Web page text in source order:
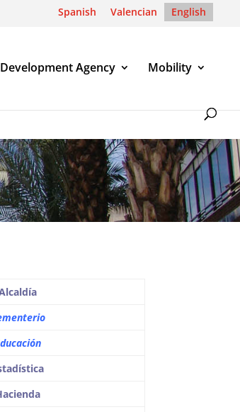
Spanish Valencian English
Agency Mobility